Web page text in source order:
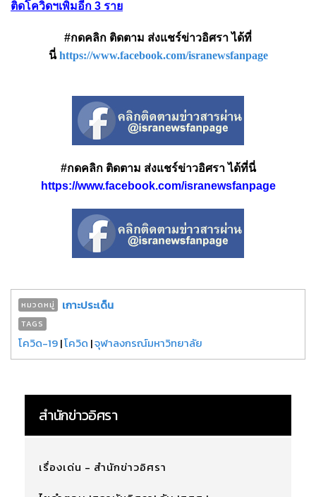
ติดโควิดฯเพิ่มอีก 3 ราย
#กดคลิก ติดตาม ส่งแชร์ข่าวอิศรา ได้ที่
นี่https://www.facebook.com/isranewsfanpage
#กดคลิก ติดตาม ส่งแชร์ข่าวอิศรา ได้ที่นี่
https://www.facebook.com/isranewsfanpage
หมวดหมู่ เกาะประเด็น
TAGS
โควิด-19|โควิด |จุฬาลงกรณ์มหาวิทยาลัย
สำนักข่าวอิศรา
เรื่องเด่น - สำนักข่าวอิศรา